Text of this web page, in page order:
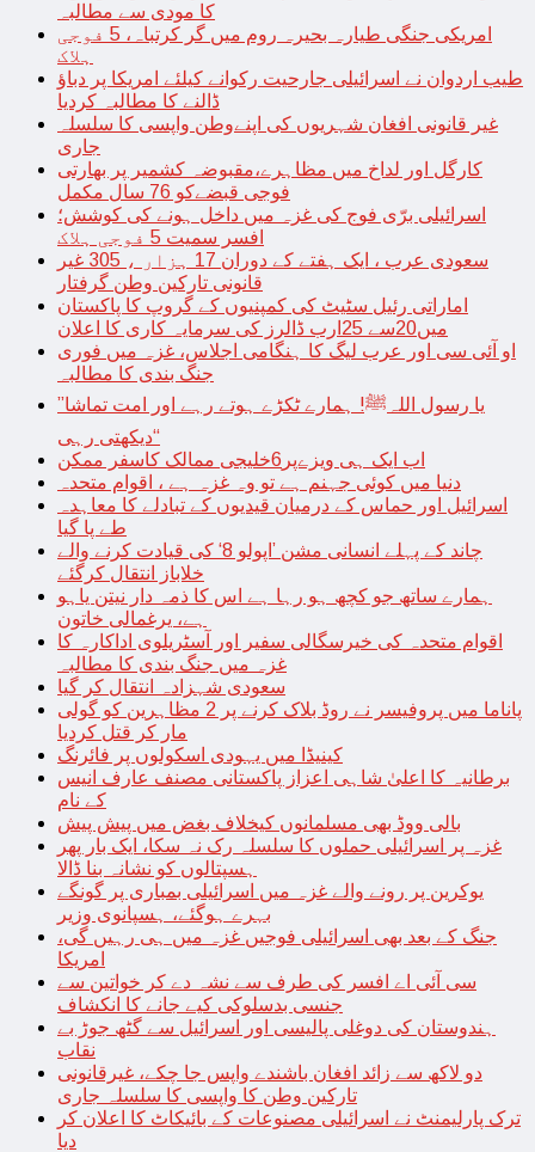
کا مودی سے مطالبہ
امریکی جنگی طیارہ بحیرہ روم میں گر کرتباہ، 5 فوجی
ہلاک
طیب اردوان نے اسرائیلی جارحیت رکوانے کیلئے امریکا پر دباؤ
ڈالنے کا مطالبہ کردیا
غیر قانونی افغان شہریوں کی اپنےوطن واپسی کا سلسلہ
جاری
کارگل اور لداخ میں مظاہرے،مقبوضہ کشمیر پر بھارتی
فوجی قبضےکو 76 سال مکمل
اسرائیلی برّی فوج کی غزہ میں داخل ہونے کی کوشش؛
افسر سمیت 5 فوجی ہلاک
سعودی عرب ، ایک ہفتے کے دوران 17 ہزار ، 305 غیر
قانونی تارکین وطن گرفتار
اماراتی رئیل سٹیٹ کی کمپنیوں کے گروپ کا پاکستان
میں20سے 25ارب ڈالرز کی سرمایہ کاری کا اعلان
او آئی سی اور عرب لیگ کا ہنگامی اجلاس، غزہ میں فوری
جنگ بندی کا مطالبہ
’’یا رسول اللہﷺ! ہمارے ٹکڑے ہوتے رہے اور امت تماشا
دیکھتی رہی‘‘
اب ایک ہی ویزےپر6خلیجی ممالک کاسفر ممکن
دنیا میں کوئی جہنم ہے تو وہ غزہ ہے ، اقوام متحدہ
اسرائیل اور حماس کے درمیان قیدیوں کے تبادلے کا معاہدہ
طے پا گیا
چاند کے پہلے انسانی مشن ’اپولو 8‘ کی قیادت کرنے والے
خلاباز انتقال کرگئے
ہمارے ساتھ جو کچھ ہو رہا ہے اس کا ذمہ دار نیتن یاہو
ہے، یرغمالی خاتون
اقوام متحدہ کی خیرسگالی سفیر اور آسٹریلوی اداکارہ کا
غزہ میں جنگ بندی کا مطالبہ
سعودی شہزادہ انتقال کر گیا
پاناما میں پروفیسر نے روڈ بلاک کرنے پر 2 مظاہرین کو گولی
مار کر قتل کردیا
کینیڈا میں یہودی اسکولوں پر فائرنگ
برطانیہ کا اعلیٰ شاہی اعزاز پاکستانی مصنف عارف انیس
کے نام
بالی ووڈ بھی مسلمانوں کیخلاف بغض میں پیش پیش
غزہ پر اسرائیلی حملوں کا سلسلہ رک نہ سکا، ایک بار پھر
ہسپتالوں کو نشانہ بنا ڈالا
یوکرین پر رونے والے غزہ میں اسرائیلی بمباری پر گونگے
بہرے ہوگئے، ہسپانوی وزیر
جنگ کے بعد بھی اسرائیلی فوجیں غزہ میں ہی رہیں گی،
امریکا
سی آئی اے افسر کی طرف سے نشہ دے کر خواتین سے
جنسی بدسلوکی کیے جانے کا انکشاف
ہندوستان کی دوغلی پالیسی اور اسرائیل سے گٹھ جوڑ بے
نقاب
دو لاکھ سے زائد افغان باشندے واپس جا چکے، غیرقانونی
تارکین وطن کا واپسی کا سلسلہ جاری
ترک پارلیمنٹ نے اسرائیلی مصنوعات کے بائیکاٹ کا اعلان کر
دیا